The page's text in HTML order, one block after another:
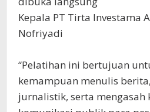
Kepala PT Tirta Investama
Nofriyadi
“Pelatihan ini bertujuan
kemampuan menulis
jurnalistik, serta mengasah